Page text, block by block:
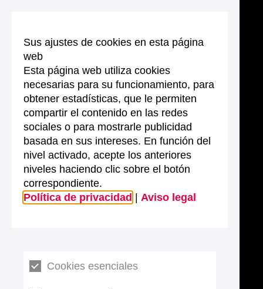
Sus ajustes de cookies en esta página
web
Esta página web utiliza cookies
necesarias para su funcionamiento, para
obtener estadísticas, que le permiten
compartir el contenido en las redes
sociales o para mostrarle publicidad
basada en sus intereses. En función del
nivel activado, acepte los anteriores
niveles haciendo clic sobre el botón
correspondiente.
Política de privacidad
Aviso legal
Cookies esenciales